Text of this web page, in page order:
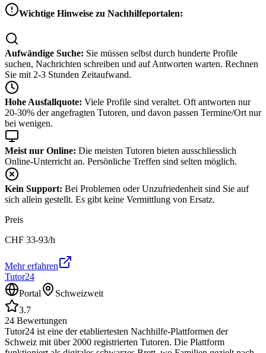
Wichtige Hinweise zu Nachhilfeportalen:
Aufwändige Suche: Sie müssen selbst durch hunderte Profile
suchen, Nachrichten schreiben und auf Antworten warten. Rechnen
Sie mit 2-3 Stunden Zeitaufwand.
Hohe Ausfallquote: Viele Profile sind veraltet. Oft antworten nur
20-30% der angefragten Tutoren, und davon passen Termine/Ort nur
bei wenigen.
Meist nur Online: Die meisten Tutoren bieten ausschliesslich
Online-Unterricht an. Persönliche Treffen sind selten möglich.
Kein Support: Bei Problemen oder Unzufriedenheit sind Sie auf
sich allein gestellt. Es gibt keine Vermittlung von Ersatz.
Preis
CHF 33-93/h
Mehr erfahren
Tutor24
Portal
Schweizweit
3.7
24 Bewertungen
Tutor24 ist eine der etabliertesten Nachhilfe-Plattformen der
Schweiz mit über 2000 registrierten Tutoren. Die Plattform